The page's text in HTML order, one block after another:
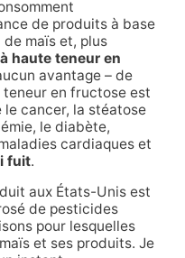
de produits à base
de maïs et, plus
haute teneur en
avantage – de
teneur en fructose est
le cancer, la stéatose
le diabète,
cardiaques et
fuit.
aux États-Unis est
de pesticides
pour lesquelles
et ses produits. Je